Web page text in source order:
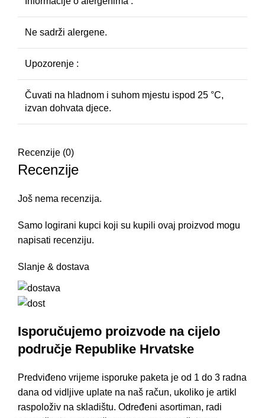
Ne sadrži alergene.
Upozorenje :
Čuvati na hladnom i suhom mjestu ispod 25 °C,
izvan dohvata djece.
Recenzije (0)
Recenzije
Još nema recenzija.
Samo logirani kupci koji su kupili ovaj proizvod mogu
napisati recenziju.
Slanje & dostava
Isporučujemo proizvode na cijelo
područje Republike Hrvatske
Predviđeno vrijeme isporuke paketa je od 1 do 3 radna
dana od vidljive uplate na naš račun, ukoliko je artikl
raspoloživ na skladištu. Određeni asortiman, radi